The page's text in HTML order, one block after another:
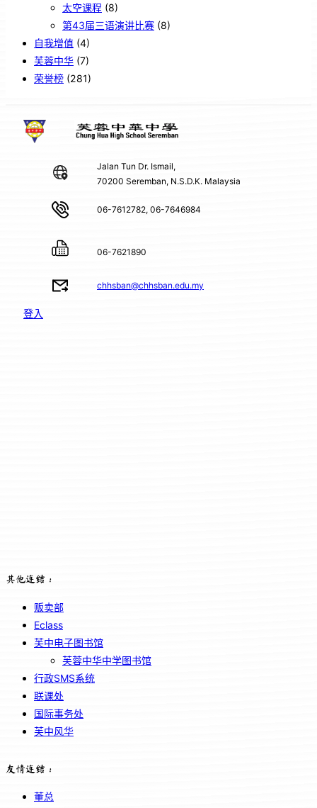
太空课程 (8)
第43届三语演讲比赛 (8)
自我增值 (4)
芙蓉中华 (7)
荣誉榜 (281)
Jalan Tun Dr. Ismail,
70200 Seremban, N.S.D.K. Malaysia
06-7612782, 06-7646984
06-7621890
chhsban@chhsban.edu.my
登入
其他连结：
贩卖部
Eclass
芙中电子图书馆
芙蓉中华中学图书馆
行政SMS系统
联课处
国际事务处
芙中风华
友情连结：
董总